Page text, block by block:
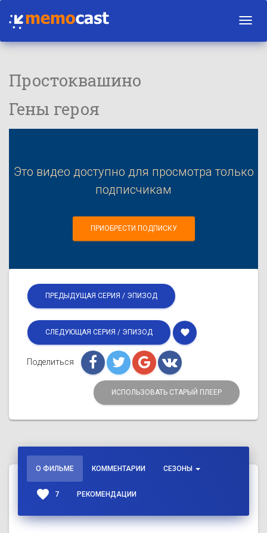
Простоквашино
Гены героя
Это видео доступно для просмотра только
подписчикам
ПРИОБРЕСТИ ПОДПИСКУ
ПРЕДЫДУЩАЯ СЕРИЯ / ЭПИЗОД
СЛЕДУЮЩАЯ СЕРИЯ / ЭПИЗОД favorite
Поделиться
ИСПОЛЬЗОВАТЬ СТАРЫЙ ПЛЕЕР
О ФИЛЬМЕ КОММЕНТАРИИ СЕЗОНЫ
favorite 7 РЕКОМЕНДАЦИИ